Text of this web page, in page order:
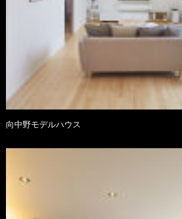
向中野モデルハウス